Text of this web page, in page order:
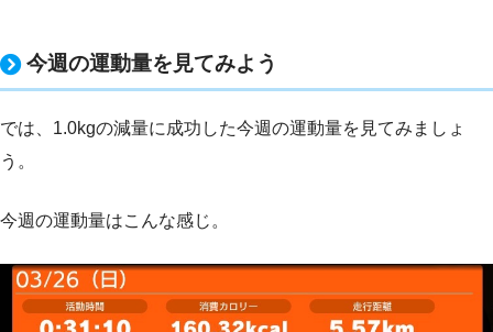
今週の運動量を見てみよう
では、1.0kgの減量に成功した今週の運動量を見てみましょ
う。
今週の運動量はこんな感じ。